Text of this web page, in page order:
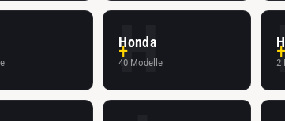
H
Honda
40 Modelle 2